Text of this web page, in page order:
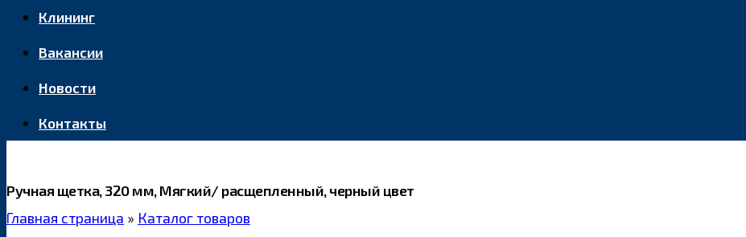
Клининг
Вакансии
Новости
Контакты
Ручная щетка, 320 мм, Мягкий/ расщепленный, черный цвет
Главная страница » Каталог товаров